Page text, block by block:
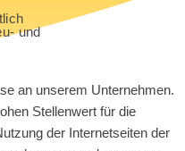
und
an unserem Unternehmen.
Stellenwert für die
der Internetseiten der